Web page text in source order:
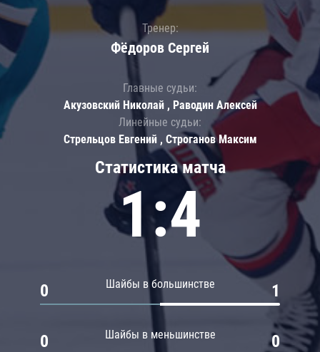
Статистика матча
1:4
Шайбы в большинстве
0 1
Шайбы в меньшинстве
0 0
Тренер:
Фёдоров Сергей
Главные судьи:
Акузовский Николай , Раводин Алексей
Линейные судьи:
Стрельцов Евгений , Строганов Максим